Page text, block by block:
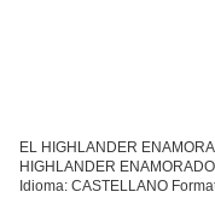
EL HIGHLANDER
HIGHLANDER
Idioma: CASTELLANO